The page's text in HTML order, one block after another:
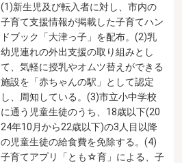
(1)新生児及び転入者に対し、市内の
子育て支援情報が掲載した子育てハン
ドブック「大津っ子」を配布。(2)乳
幼児連れの外出支援の取り組みとし
て、気軽に授乳やオムツ替えができる
施設を「赤ちゃんの駅」として認定
し、周知している。(3)市立小中学校
に通う児童生徒のうち、18歳以下(20
24年10月から22歳以下)の3人目以降
の児童生徒の給食費を免除する。(4)
子育てアプリ「とも☆育」による、子